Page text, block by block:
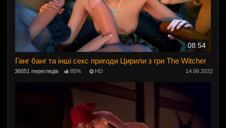
08:54
Ганг банг та інші секс пригоди Цирили з гри The Witcher
36051 переглядів 85% HD 14.06.2022